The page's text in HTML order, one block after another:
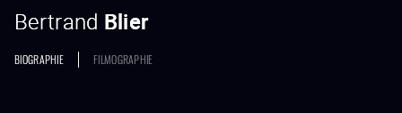
Bertrand Blier
BIOGRAPHIE FILMOGRAPHIE